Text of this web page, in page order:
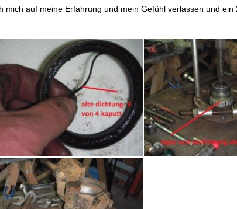
mich auf meine Erfahrung und mein Gefühl verlassen und ein